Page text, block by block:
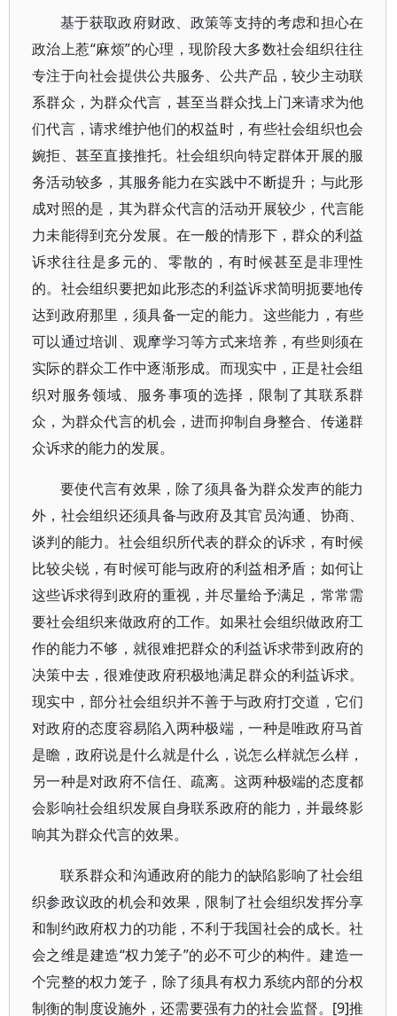
基于获取政府财政、政策等支持的考虑和担心在
政治上惹“麻烦”的心理，现阶段大多数社会组织往往
专注于向社会提供公共服务、公共产品，较少主动联
系群众，为群众代言，甚至当群众找上门来请求为他
们代言，请求维护他们的权益时，有些社会组织也会
婉拒、甚至直接推托。社会组织向特定群体开展的服
务活动较多，其服务能力在实践中不断提升；与此形
成对照的是，其为群众代言的活动开展较少，代言能
力未能得到充分发展。在一般的情形下，群众的利益
诉求往往是多元的、零散的，有时候甚至是非理性
的。社会组织要把如此形态的利益诉求简明扼要地传
达到政府那里，须具备一定的能力。这些能力，有些
可以通过培训、观摩学习等方式来培养，有些则须在
实际的群众工作中逐渐形成。而现实中，正是社会组
织对服务领域、服务事项的选择，限制了其联系群
众，为群众代言的机会，进而抑制自身整合、传递群
众诉求的能力的发展。
要使代言有效果，除了须具备为群众发声的能力
外，社会组织还须具备与政府及其官员沟通、协商、
谈判的能力。社会组织所代表的群众的诉求，有时候
比较尖锐，有时候可能与政府的利益相矛盾；如何让
这些诉求得到政府的重视，并尽量给予满足，常常需
要社会组织来做政府的工作。如果社会组织做政府工
作的能力不够，就很难把群众的利益诉求带到政府的
决策中去，很难使政府积极地满足群众的利益诉求。
现实中，部分社会组织并不善于与政府打交道，它们
对政府的态度容易陷入两种极端，一种是唯政府马首
是瞻，政府说是什么就是什么，说怎么样就怎么样，
另一种是对政府不信任、疏离。这两种极端的态度都
会影响社会组织发展自身联系政府的能力，并最终影
响其为群众代言的效果。
联系群众和沟通政府的能力的缺陷影响了社会组
织参政议政的机会和效果，限制了社会组织发挥分享
和制约政府权力的功能，不利于我国社会的成长。社
会之维是建造“权力笼子”的必不可少的构件。建造一
个完整的权力笼子，除了须具有权力系统内部的分权
制衡的制度设施外，还需要强有力的社会监督。[9]推